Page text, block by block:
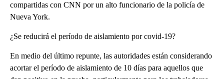
compartidas con CNN por un alto funcionario de la policía de
Nueva York.
¿Se reducirá el período de aislamiento por covid-19?
En medio del último repunte, las autoridades están considerando
acortar el período de aislamiento de 10 días para aquellos que